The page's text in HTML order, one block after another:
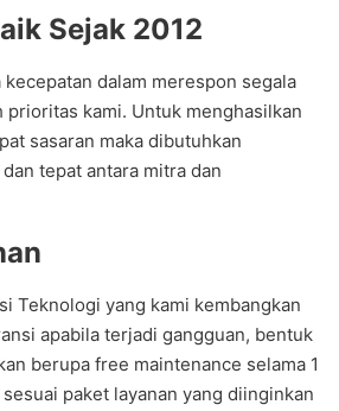
Sejak 2012
dalam merespon segala
prioritas kami. Untuk menghasilkan
sasaran maka dibutuhkan
tepat antara mitra dan
Teknologi yang kami kembangkan
apabila terjadi gangguan, bentuk
berupa free maintenance selama 1
paket layanan yang diinginkan